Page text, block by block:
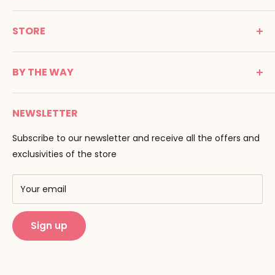
MONTESSORI SPIRIT
Promenade Jean Dalba
Tél : 05 53 61 21 26
Email :info@montessori-spirit.com
STORE
C G V
Terms of use
Payment
Delivery
F.A.Q
BY THE WAY
Montessori Spirit
Maria Montessori
Pedagogy
Our brands
Training centers
Public Montessori
NEWSLETTER
Subscribe to our newsletter and receive all the offers and
exclusivities of the store
Your email
Sign up